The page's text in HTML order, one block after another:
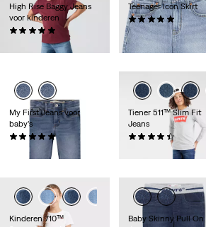
High Rise Baggy Jeans
voor kinderen
(2)
Teenager Icon Skirt
(1)
€ 39,95
My First Jeans voor
baby’s
Tiener 511™ Slim Fit
Jeans
(78)
Kinderen 710™
Baby Skinny Pull On